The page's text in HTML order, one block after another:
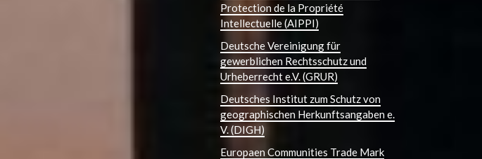
Protection de la Propriété
Intellectuelle (AIPPI)
Deutsche Vereinigung für
gewerblichen Rechtsschutz und
Urheberrecht e.V. (GRUR)
Deutsches Institut zum Schutz von
geographischen Herkunftsangaben e.
V. (DIGH)
Europaen Communities Trade Mark